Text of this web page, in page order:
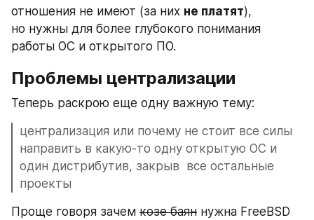
отношения не имеют (за них не платят),
но нужны для более глубокого понимания
работы ОС и открытого ПО.
Проблемы централизации
Теперь раскрою еще одну важную тему:
централизация или почему не стоит все силы
направить в какую-то одну открытую ОС и
один дистрибутив, закрыв  все остальные
проекты
Проще говоря зачем козе баян нужна FreeBSD